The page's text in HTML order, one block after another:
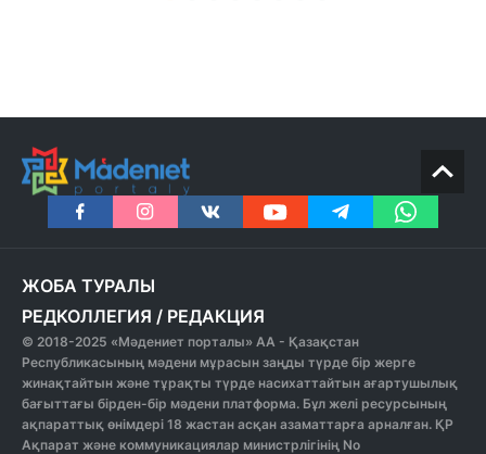
ЖОБА ТУРАЛЫ
РЕДКОЛЛЕГИЯ / РЕДАКЦИЯ
© 2018-2025 «Мәдениет порталы» АА - Қазақстан
Республикасының мәдени мұрасын заңды түрде бір жерге
жинақтайтын және тұрақты түрде насихаттайтын ағартушылық
бағыттағы бірден-бір мәдени платформа. Бұл желі ресурсының
ақпараттық өнімдері 18 жастан асқан азаматтарға арналған. ҚР
Ақпарат және коммуникациялар министрлігінің No